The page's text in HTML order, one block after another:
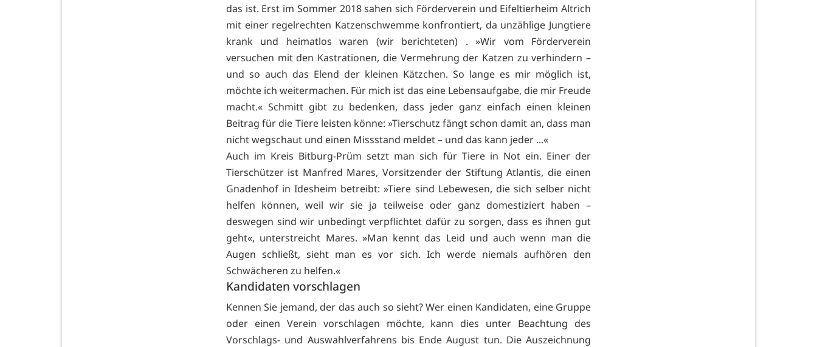
das ist. Erst im Sommer 2018 sahen sich Förderverein und Eifeltierheim Altrich
mit einer regelrechten Katzenschwemme konfrontiert, da unzählige Jungtiere
krank und heimatlos waren (wir berichteten) . »Wir vom Förderverein
versuchen mit den Kastrationen, die Vermehrung der Katzen zu verhindern –
und so auch das Elend der kleinen Kätzchen. So lange es mir möglich ist,
möchte ich weitermachen. Für mich ist das eine Lebensaufgabe, die mir Freude
macht.« Schmitt gibt zu bedenken, dass jeder ganz einfach einen kleinen
Beitrag für die Tiere leisten könne: »Tierschutz fängt schon damit an, dass man
nicht wegschaut und einen Missstand meldet – und das kann jeder ...«
Auch im Kreis Bitburg-Prüm setzt man sich für Tiere in Not ein. Einer der
Tierschützer ist Manfred Mares, Vorsitzender der Stiftung Atlantis, die einen
Gnadenhof in Idesheim betreibt: »Tiere sind Lebewesen, die sich selber nicht
helfen können, weil wir sie ja teilweise oder ganz domestiziert haben –
deswegen sind wir unbedingt verpflichtet dafür zu sorgen, dass es ihnen gut
geht«, unterstreicht Mares. »Man kennt das Leid und auch wenn man die
Augen schließt, sieht man es vor sich. Ich werde niemals aufhören den
Schwächeren zu helfen.«
Kandidaten vorschlagen
Kennen Sie jemand, der das auch so sieht? Wer einen Kandidaten, eine Gruppe
oder einen Verein vorschlagen möchte, kann dies unter Beachtung des
Vorschlags- und Auswahlverfahrens bis Ende August tun. Die Auszeichnung